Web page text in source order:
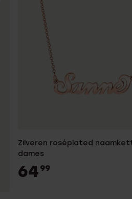
Zilveren roséplated
dames
64 99